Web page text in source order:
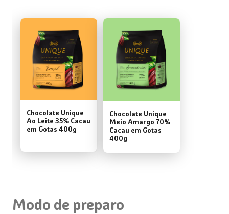
Chocolate Unique
Ao Leite 35% Cacau
em Gotas 400g
Chocolate Unique
Meio Amargo 70%
Cacau em Gotas
400g
Modo de preparo